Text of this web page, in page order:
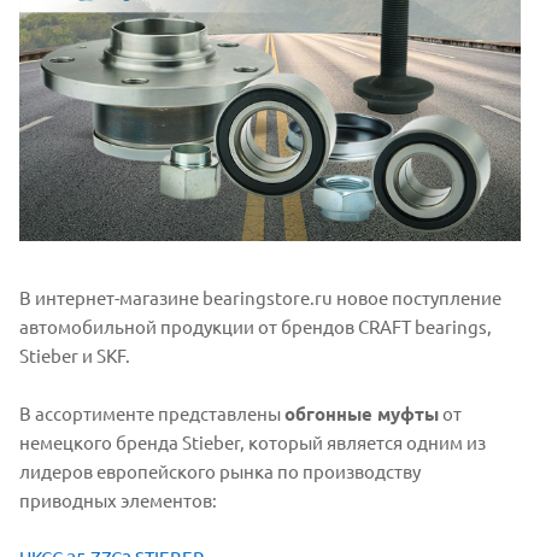
В интернет-магазине bearingstore.ru новое поступление
автомобильной продукции от брендов CRAFT bearings,
Stieber и SKF.
В ассортименте представленыобгонные муфтыот
немецкого бренда Stieber, который является одним из
лидеров европейского рынка по производству
приводных элементов: